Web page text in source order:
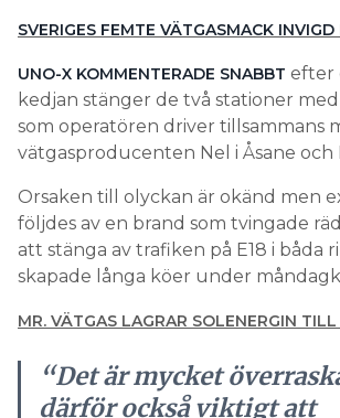
SVERIGES FEMTE VÄTGASMACK
UNO-X KOMMENTERADE SNABBT efter
kedjan stänger de två stationer
som operatören driver tillsammans
vätgasproducenten Nel i Åsane och
Orsaken till olyckan är okänd men
följdes av en brand som tvingade
att stänga av trafiken på E18 i båda
skapade långa köer under
MR. VÄTGAS LAGRAR SOLENERGIN
“Det är mycket
därför också viktigt att